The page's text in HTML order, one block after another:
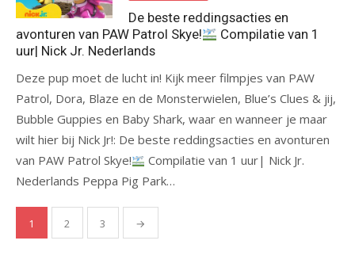
De beste reddingsacties en
avonturen van PAW Patrol Skye!
Compilatie van 1
uur| Nick Jr. Nederlands
Deze pup moet de lucht in! Kijk meer filmpjes van PAW
Patrol, Dora, Blaze en de Monsterwielen, Blue’s Clues & jij,
Bubble Guppies en Baby Shark, waar en wanneer je maar
wilt hier bij Nick Jr!: De beste reddingsacties en avonturen
van PAW Patrol Skye!
Compilatie van 1 uur| Nick Jr.
Nederlands Peppa Pig Park…
Posts
pagination
1 2 3 →